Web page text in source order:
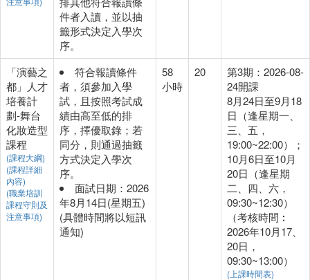
件者入讀，並以抽
籤形式決定入學次
序。
「演藝之
都」人才
培養計
劃-舞台
化妝造型
課程
(課程大綱)
(課程詳細
內容)
(職業培訓
課程守則及
注意事項)
符合報讀條件
者，須參加入學
試，且按照考試成
績由高至低的排
序，擇優取錄；若
同分，則通過抽籤
方式決定入學次
序。
面試日期：2026
年8月14日(星期五)
(具體時間將以短訊
通知)
58
小時
20
第3期：2026-08-
24開課
8月24日至9月18
日（逢星期一、
三、五，
19:00~22:00）；
10月6日至10月
20日（逢星期
二、四、六，
09:30~12:30）
（考核時間︰
2026年10月17、
20日，
09:30~13:00）
(上課時間表)